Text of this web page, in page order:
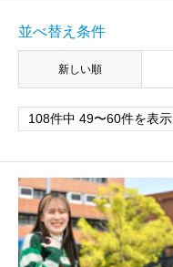
並べ替え条件
新しい順
108件中 49〜60件を表示